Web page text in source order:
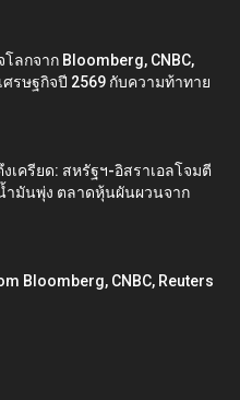
ลกจาก Bloomberg, CNBC,
ศรษฐกิจปี 2569 กับความท้าทาย
เครียด: สหรัฐฯ-อิสราเอลโจมตี
ำมันพุ่ง ตลาดหุ้นผันผวนจาก
Bloomberg, CNBC, Reuters